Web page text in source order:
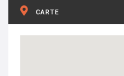
CARTE